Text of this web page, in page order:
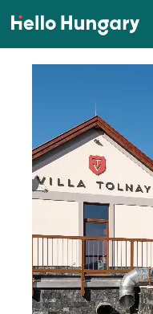
Ugrás a tartalomhoz